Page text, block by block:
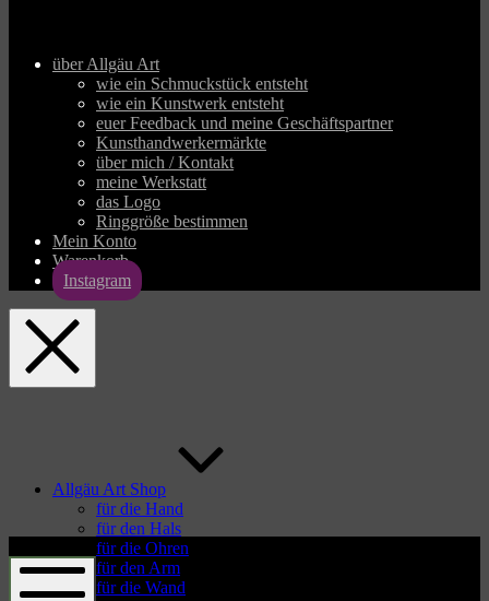
über Allgäu Art
wie ein Schmuckstück entsteht
wie ein Kunstwerk entsteht
euer Feedback und meine Geschäftspartner
Kunsthandwerkermärkte
über mich / Kontakt
meine Werkstatt
das Logo
Ringgröße bestimmen
Mein Konto
Warenkorb
Instagram
Allgäu Art Shop
für die Hand
für den Hals
für die Ohren
für den Arm
für die Wand
art.com